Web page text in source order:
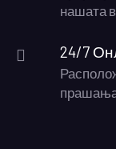
нашата
24/7